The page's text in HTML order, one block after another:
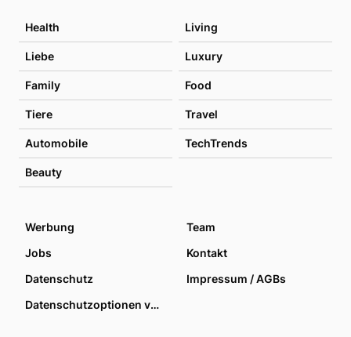
Health Living
Liebe Luxury
Family Food
Tiere Travel
Automobile TechTrends
Beauty
Werbung
Team
Jobs
Kontakt
Datenschutz
Impressum / AGBs
Datenschutzoptionen verwalten